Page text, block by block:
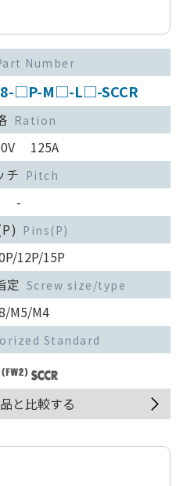
Number
□P-M□-L□-SCCR
Ration
125A
チ Pitch
-
Pins(P)
12P/15P
定 Screw size/type
M5/M4
Standard
と比較する